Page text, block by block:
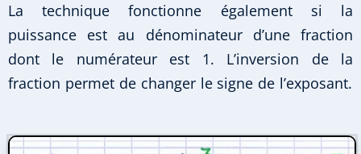
La technique fonctionne également si la
puissance est au dénominateur d’une fraction
dont le numérateur est 1. L’inversion de la
fraction permet de changer le signe de l’exposant.